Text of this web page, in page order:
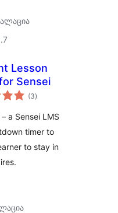
Lesson
Sensei
(3საერთო
რეიტინგი
)
a Sensei LMS
timer to
to stay in